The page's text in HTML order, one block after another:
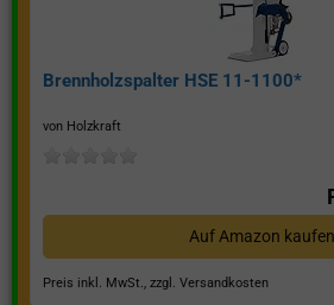
Brennholzspalter HSE 11-1100*
von Holzkraft
Auf Amazon
Preis inkl. MwSt., zzgl. Versandkosten